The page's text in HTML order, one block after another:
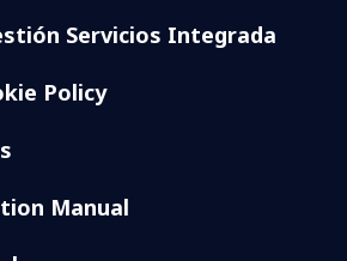
Servicios Integrada
Policy
Manual